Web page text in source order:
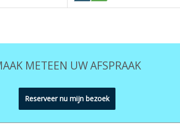
METEEN UW AFSPRAAK
Reserveer nu mijn bezoek